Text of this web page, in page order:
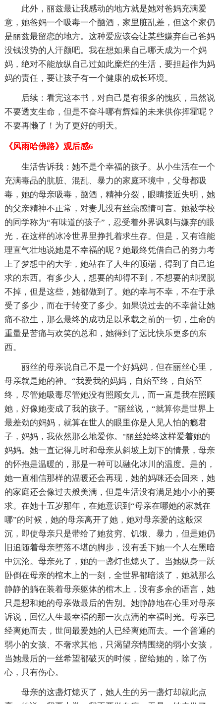
此外，丽兹最让我感动的地方就是她对爸妈充满爱
意，她爸妈一个吸毒一个酗酒，家里脏乱差，但这个家仍
是丽兹最留恋的地方。这种爱应该会让某些嫌弃自己爸妈
没钱没势的人汗颜吧。我在想如果自己哪天成为一个妈
妈，绝对不能放纵自己过如此糜烂的生活，要担起作为妈
妈的责任，要让孩子有一个健康的成长环境。
后续：看完这本书，对自己是有很多的愧疚，虽然说
不要透支生命，但是不奋斗哪有辉煌的未来供你挥霍呢？
不要再懒了！为了更好的明天。
《风雨哈佛路》观后感6
生活告诉我：她不是个幸福的孩子。从小生活在一个
充满毒品的肮脏、混乱、暴力的家庭环境中，父母都吸
毒，她的母亲吸毒，酗酒，精神分裂，眼睛接近失明，她
的父亲精神不正常，对妻儿没有丝毫感情可言。她被学校
的同学称为“有味道的孩子”，忍受着外界讽刺与嫌弃的眼
光，在这样的冰冷世界里挣扎着求生存。但是，又有谁能
理直气壮地说她是不幸福的呢？她最终凭借自己的努力考
上了梦想中的大学，她站在了人生的顶端，得到了自己追
求的东西。有多少人，想要的却得不到，不想要的却摆脱
不掉，但是这些，她都做到了。她的幸与不幸，不在于承
受了多少，而在于转变了多少。如果说过去的不幸曾让她
痛不欲生，那么最终的成功足以承载之前的一切，生命的
重量是苦痛与欢笑的总和，她得到了远比快乐更多的东
西。
丽丝的母亲说自己不是一个好妈妈，但在丽丝心里，
母亲就是她的神。“我爱我的妈妈，自始至终，自始至
终，尽管她吸毒尽管她没有照顾女儿，而一直是我在照顾
她，好像她变成了我的孩子。”丽丝说，“就算你是世界上
最差劲的妈妈，就算在世人的眼里你是人见人怕的瘾君
子，妈妈，我依然那么地爱你。"丽丝始终这样爱着她的
妈妈。她一直记得儿时和母亲从斜坡上划下的情景，母亲
的怀抱是温暖的，那是一种可以融化冰川的温度。是的，
她一直相信那样的温暖还会再现，她的妈咪还会回来，她
的家庭还会像过去般美满，但是生活没有满足她小小的要
求。在她十五岁那年，在她意识到“母亲在哪她的家就在
哪”的时候，她的母亲离开了她，她对母亲爱的这般深
沉，即使母亲只是带给了她贫穷、饥饿、暴力，但是她仍
旧追随着母亲堕落不堪的脚步，没有丢下她一个人在黑暗
中沉沦。母亲死了，她的一盏灯也熄灭了。当她纵身一跃
卧倒在母亲的棺木上的一刻，全世界都暗淡了，她就那么
静静的躺在装着母亲躯体的棺木上，没有多余的语言，她
只是想和她的母亲做最后的告别。她静静地在心里对母亲
诉说，回忆人生最幸福的那一次点滴的幸福时光。母亲已
经离她而去，世间最爱她的人已经离她而去。一个普通的
弱小的女孩、不奢求其他，只渴望亲情围绕的弱小女孩，
当她最后的一丝希望都破灭的时候，留给她的，除了伤
心，只有伤心。
母亲的这盏灯熄灭了，她人生的另一盏灯却就此点